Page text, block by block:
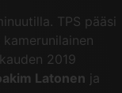
TPS pääsi
2019
Latonen ja